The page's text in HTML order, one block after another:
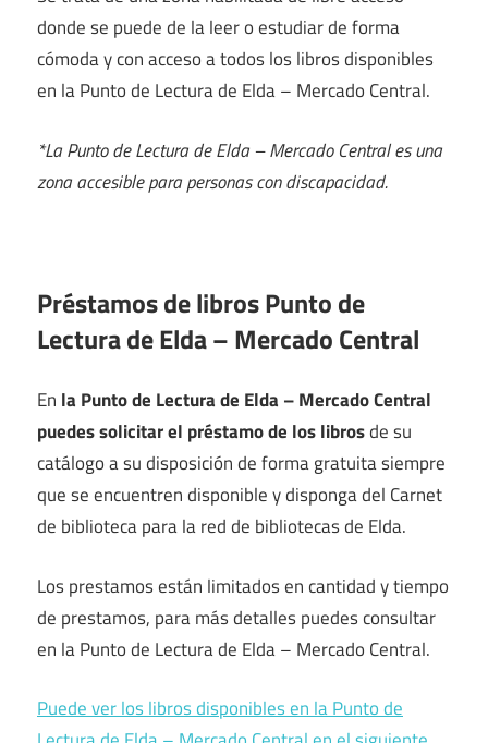
donde se puede de la leer o estudiar de forma
cómoda y con acceso a todos los libros disponibles
en la Punto de Lectura de Elda – Mercado Central.
*La Punto de Lectura de Elda – Mercado Central es una
zona accesible para personas con discapacidad.
Préstamos de libros Punto de
Lectura de Elda – Mercado Central
En la Punto de Lectura de Elda – Mercado Central
puedes solicitar el préstamo de los librosde su
catálogo a su disposición de forma gratuita siempre
que se encuentren disponible y disponga del Carnet
de biblioteca para la red de bibliotecas de Elda.
Los prestamos están limitados en cantidad y tiempo
de prestamos, para más detalles puedes consultar
en la Punto de Lectura de Elda – Mercado Central.
Puede ver los libros disponibles en la Punto de